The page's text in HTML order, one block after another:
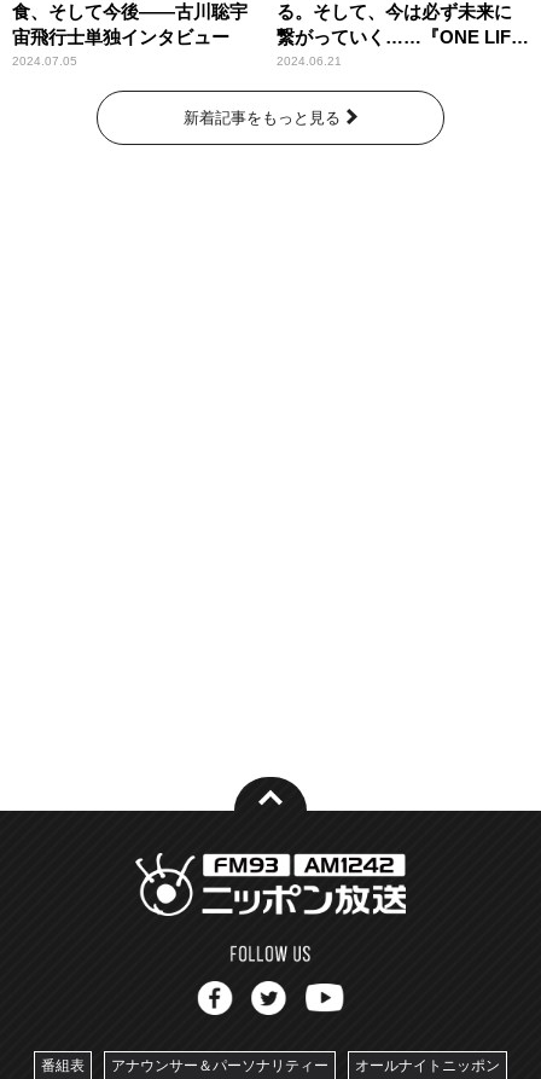
食、そして今後――古川聡宇
宙飛行士単独インタビュー
2024.07.05
る。そして、今は必ず未来に
繋がっていく……『ONE LIFE
奇跡が繋いだ6000の命』
2024.06.21
新着記事をもっと見る
番組表 アナウンサー＆パーソナリティー オールナイトニッポン